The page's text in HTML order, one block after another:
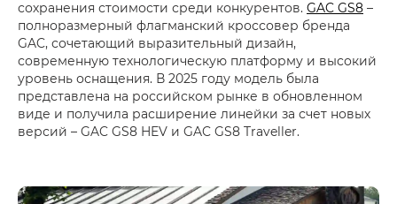
сохранения стоимости среди конкурентов. GAC GS8 –
полноразмерный флагманский кроссовер бренда
GAC, сочетающий выразительный дизайн,
современную технологическую платформу и высокий
уровень оснащения. В 2025 году модель была
представлена на российском рынке в обновленном
виде и получила расширение линейки за счет новых
версий – GAC GS8 HEV и GAC GS8 Traveller.